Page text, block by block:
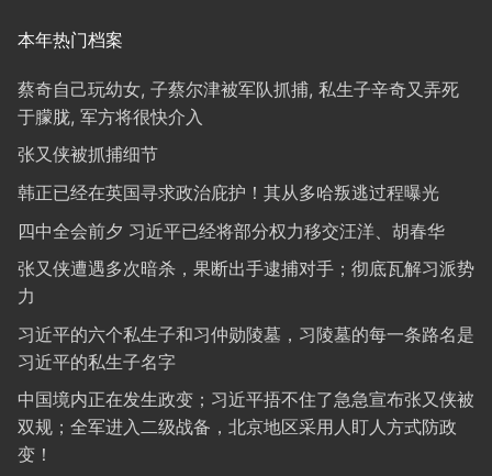
本年热门档案
蔡奇自己玩幼女, 子蔡尔津被军队抓捕, 私生子辛奇又弄死
于朦胧, 军方将很快介入
张又侠被抓捕细节
韩正已经在英国寻求政治庇护！其从多哈叛逃过程曝光
四中全会前夕 习近平已经将部分权力移交汪洋、胡春华
张又侠遭遇多次暗杀，果断出手逮捕对手；彻底瓦解习派势
力
习近平的六个私生子和习仲勋陵墓，习陵墓的每一条路名是
习近平的私生子名字
中国境内正在发生政变；习近平捂不住了急急宣布张又侠被
双规；全军进入二级战备，北京地区采用人盯人方式防政
变！